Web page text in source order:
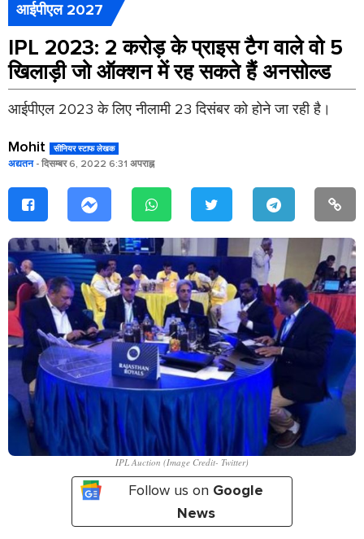
आईपीएल 2027
IPL 2023: 2 करोड़ के प्राइस टैग वाले वो 5
खिलाड़ी जो ऑक्शन में रह सकते हैं अनसोल्ड
आईपीएल 2023 के लिए नीलामी 23 दिसंबर को होने जा रही है।
Mohit सीनियर स्टाफ लेखक
अद्यतन- दिसम्बर 6, 2022 6:31 अपराह्न
IPL Auction (Image Credit- Twitter)
Follow us on Google
News